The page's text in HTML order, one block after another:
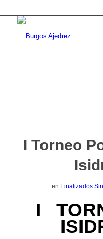
I Torneo
en Finalizados
I